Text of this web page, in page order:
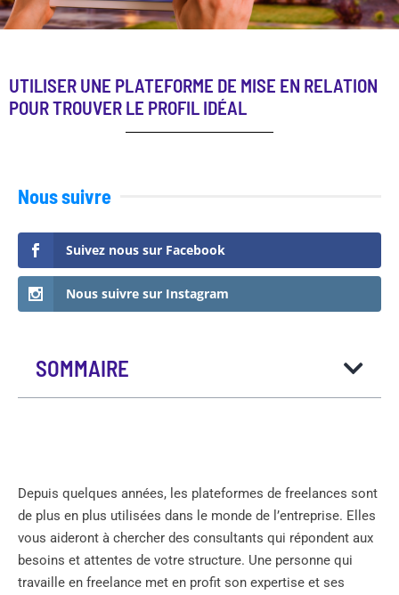
UTILISER UNE PLATEFORME DE MISE EN RELATION
POUR TROUVER LE PROFIL IDÉAL
Nous suivre
Suivez nous sur Facebook
Nous suivre sur Instagram
SOMMAIRE
Depuis quelques années, les plateformes de freelances sont
de plus en plus utilisées dans le monde de l’entreprise. Elles
vous aideront à chercher des consultants qui répondent aux
besoins et attentes de votre structure. Une personne qui
travaille en freelance met en profit son expertise et ses